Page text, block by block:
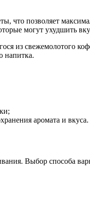
позволяет
могут ухудшить
из свежемолотого
напитка.
аромата и вкуса.
Выбор способа